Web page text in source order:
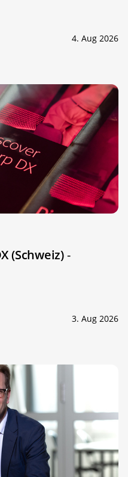
4. Aug 2026
(Schweiz)-
3. Aug 2026